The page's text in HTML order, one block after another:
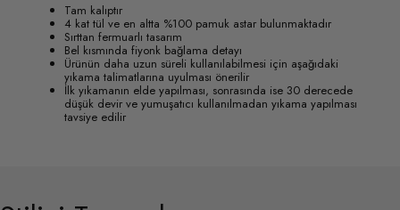
Tam kalıptır
4 kat tül ve en altta %100 pamuk astar bulunmaktadır
Sırttan fermuarlı tasarım
Bel kısmında fiyonk bağlama detayı
Ürünün daha uzun süreli kullanılabilmesi için aşağıdaki
yıkama talimatlarına uyulması önerilir
İlk yıkamanın elde yapılması, sonrasında ise 30 derecede
düşük devir ve yumuşatıcı kullanılmadan yıkama yapılması
tavsiye edilir